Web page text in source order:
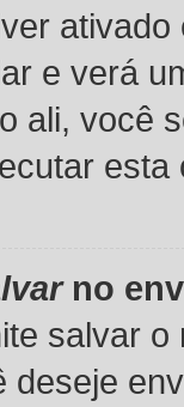
e verá
ali, você
esta
no
salvar
deseje